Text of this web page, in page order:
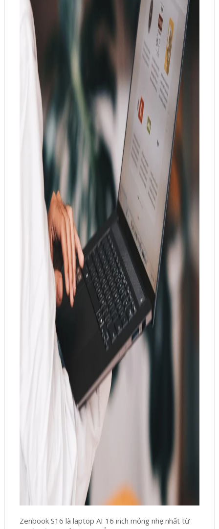
Zenbook S16 là laptop AI 16 inch mỏng nhẹ nhất từ